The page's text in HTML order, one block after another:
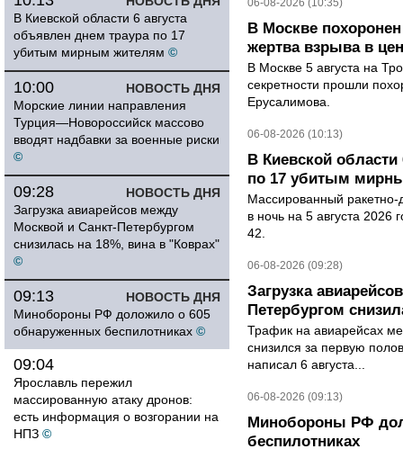
В Киевской области 6 августа
объявлен днем траура по 17
убитым мирным жителям ©
НОВОСТЬ ДНЯ
10:00
Морские линии направления
Турция—Новороссийск массово
вводят надбавки за военные риски
©
НОВОСТЬ ДНЯ
09:28
Загрузка авиарейсов между
Москвой и Санкт-Петербургом
снизилась на 18%, вина в "Коврах"
©
НОВОСТЬ ДНЯ
09:13
Минобороны РФ доложило о 605
обнаруженных беспилотниках ©
09:04
Ярославль пережил
массированную атаку дронов:
есть информация о возгорании на
НПЗ ©
06-08-2026 (10:35)
В Москве
жертва взрыва в
В Москве 5 августа на
секретности прошли
Ерусалимова.
06-08-2026 (10:13)
В Киевской
по 17 убитым
Массированный ракетно-
в ночь на 5 августа 2026
42.
06-08-2026 (09:28)
Загрузка
Петербургом
Трафик на авиарейсах
снизился за первую
написал 6 августа...
06-08-2026 (09:13)
Минобороны РФ
беспилотниках